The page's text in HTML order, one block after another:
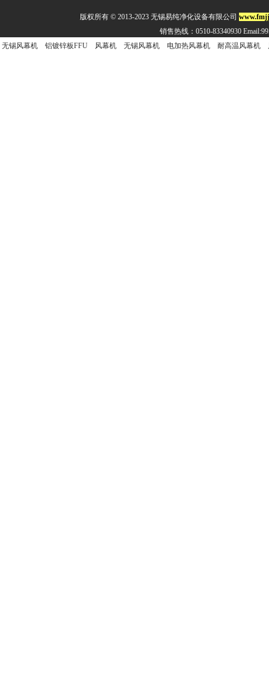
版权所有 © 2013-2023 无锡易纯净化设备有限公司
销售热线：0510-83340930
无锡风幕机
铝镀锌板FFU 风幕机 无锡风幕机 电加热风幕机 耐高温风幕机